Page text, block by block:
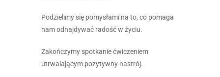
Podzielimy się pomysłami na to, co pomaga
nam odnajdywać radość w życiu.
Zakończymy spotkanie ćwiczeniem
utrwalającym pozytywny nastrój.